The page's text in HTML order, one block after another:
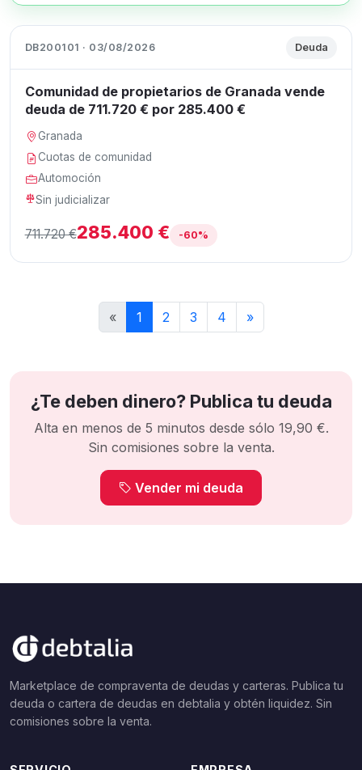
DB200101 · 03/08/2026 Deuda
Comunidad de propietarios de Granada vende
deuda de 711.720 € por 285.400 €
Granada
Cuotas de comunidad
Automoción
Sin judicializar
711.720 €285.400 € -60%
« 1 2 3 4 »
¿Te deben dinero? Publica tu deuda
Alta en menos de 5 minutos desde sólo 19,90 €.
Sin comisiones sobre la venta.
Vender mi deuda
Marketplace de compraventa de deudas y carteras. Publica tu
deuda o cartera de deudas en debtalia y obtén liquidez. Sin
comisiones sobre la venta.